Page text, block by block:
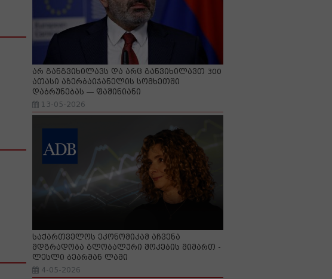
არ განგვიხილავს და არც განვიხილავთ 300
ათასი აზერბაიჯანელის სომხეთში
დაბრუნებას — ფაშინიანი
13-05-2026
საქართველოს ეკონომიკამ აჩვენა
მდგრადობა გლობალური შოკების მიმართ -
ლესლი ბეარმან ლამი
4-05-2026